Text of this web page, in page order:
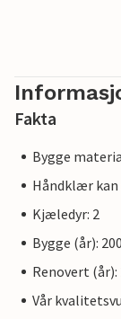
Fakta
Bygge
Håndklær kan
Kjæledyr: 2
Bygge (år):
Renovert (år):
Vår